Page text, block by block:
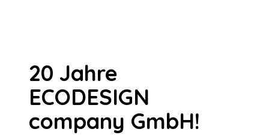
20 Jahre
ECODESIGN
company GmbH!